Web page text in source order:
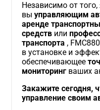
Независимо от того,
вы управляющим
аренде
средств или
транспорта ,
в установке и
обеспечивающее
мониторинг ваших
Закажите сегодня,
управление своим